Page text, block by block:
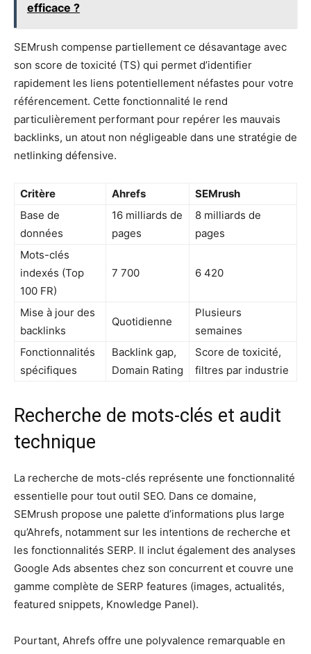
efficace ?
SEMrush compense partiellement ce désavantage avec
son score de toxicité (TS) qui permet d’identifier
rapidement les liens potentiellement néfastes pour votre
référencement. Cette fonctionnalité le rend
particulièrement performant pour repérer les mauvais
backlinks, un atout non négligeable dans une stratégie de
netlinking défensive.
Critère Ahrefs
SEMrush
Base de
données
16 milliards de
pages
8 milliards de
pages
Mots-clés
indexés (Top
100 FR)
7 700 6 420
Mise à jour des
backlinks
Quotidienne
Plusieurs
semaines
Fonctionnalités
spécifiques
Backlink gap,
Domain Rating
Score de toxicité,
filtres par industrie
Recherche de mots-clés et audit
technique
La recherche de mots-clés représente une fonctionnalité
essentielle pour tout outil SEO. Dans ce domaine,
SEMrush propose une palette d’informations plus large
qu’Ahrefs, notamment sur les intentions de recherche et
les fonctionnalités SERP. Il inclut également des analyses
Google Ads absentes chez son concurrent et couvre une
gamme complète de SERP features (images, actualités,
featured snippets, Knowledge Panel).
Pourtant, Ahrefs offre une polyvalence remarquable en